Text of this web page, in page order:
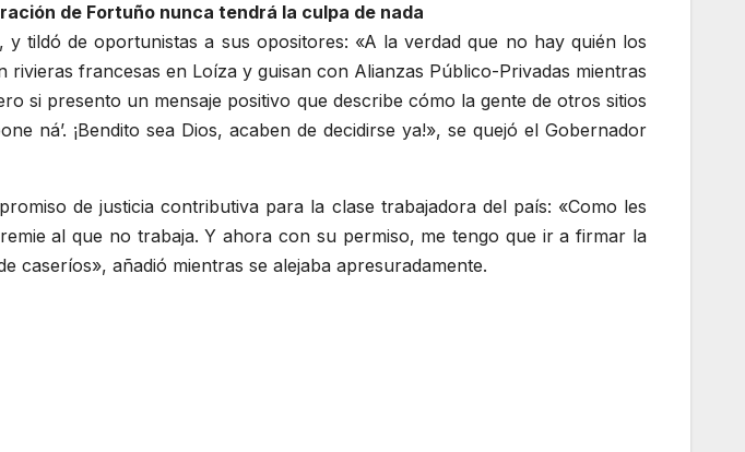
de Fortuño nunca tendrá la culpa de nada
tildó de oportunistas a sus opositores: «A la verdad que no hay quién los
francesas en Loíza y guisan con Alianzas Público-Privadas mientras
si presento un mensaje positivo que describe cómo la gente de otros sitios
ná’. ¡Bendito sea Dios, acaben de decidirse ya!», se quejó el Gobernador
de justicia contributiva para la clase trabajadora del país: «Como les
al que no trabaja. Y ahora con su permiso, me tengo que ir a firmar la
caseríos», añadió mientras se alejaba apresuradamente.